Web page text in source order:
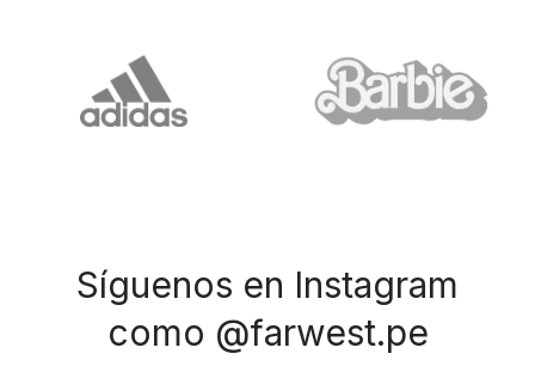
Síguenos en Instagram
como @farwest.pe